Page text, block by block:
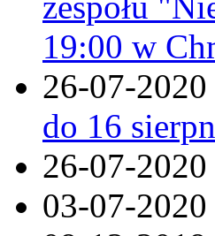
19:00 w
26-07-2020
do 16
26-07-2020
03-07-2020